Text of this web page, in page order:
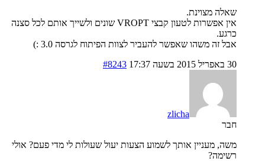
שאלה מצוינת.
אין אפשרות לטעון קבצי VROPT שונים ולשייך אותם לכל סצנה
כרגע.
אבל זה משהו שאפשר להעביר לצוות הפיתוח לגרסה 3.0 :)
#8243
zlicha
משה, מעניין אותך לשמוע הצעות יעול שעולות לי מדי פעם? אולי
רשימה?